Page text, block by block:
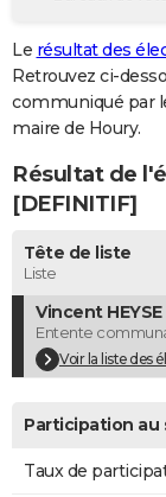
GUIDES D'ACHAT
BONS PLANS
CARTE DE VOEUX
Carte de Noël
Carte Bonne année
Carte Saint-Valentin
Carte Pâques
Carte d'anniversaire
DICTIONNAIRE
Dictionnaire
Biographies
Citations
Expressions
Proverbes
PROGRAMME TV
COPAINS D'AVANT
S'inscrire
Se connecter
Lycées
Collèges
Primaires
Universités
Entreprises
Service militaire
Avis de recherche
AVIS DE DÉCÈS
FORUM
Le résultat des
Retrouvez ci-
communiqué par
maire de Houry.
Résultat de
[DEFINITIF]
Tête de liste
Liste
Vincent
Entente
Voir la liste des
Participation au
Taux de